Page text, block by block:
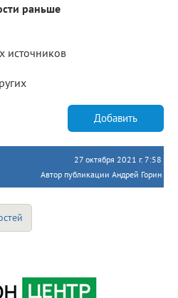
раньше
источников
Добавить
27 октября 2021 г. 7:58
Автор публикации Андрей Горин